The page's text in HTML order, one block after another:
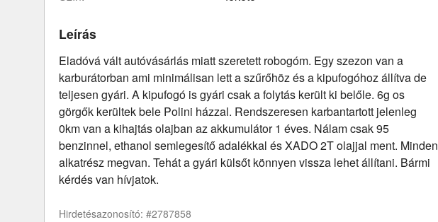
Leírás
Eladóvá vált autóvásárlás miatt szeretett robogóm. Egy szezon van a
karburátorban ami minimálisan lett a szűrőhöz és a kipufogóhoz állítva de
teljesen gyári. A kipufogó is gyári csak a folytás került ki belőle. 6g os
görgők kerültek bele Polini házzal. Rendszeresen karbantartott jelenleg
0km van a kihajtás olajban az akkumulátor 1 éves. Nálam csak 95
benzinnel, ethanol semlegesítő adalékkal és XADO 2T olajjal ment. Minden
alkatrész megvan. Tehát a gyári külsőt könnyen vissza lehet állítani. Bármi
kérdés van hívjatok.
Hirdetésazonosító: #2787858